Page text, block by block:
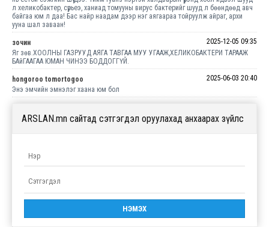
л хеликобактер, сүрьеэ, ханиад томууны вирус бактерийг шууд л бөөндөөд авч
байгаа юм л даа! Бас найр наадам дээр нэг аягаараа тойруулж айраг, архи
ууна шал заваан!
зочин
2025-12-05 09:35
Яг зөв.ХООЛНЫ ГАЗРУУД АЯГА ТАВГАА МУУ УГААЖ,ХЕЛИКОБАКТЕРИ ТАРААЖ
БАйГААГАА ЮМАН ЧИНЭЭ БОДДОГГҮЙ.
hongoroo tomortogoo
2025-06-03 20:40
Энэ эмчийн эмнэлэг хаана юм бол
ARSLAN.mn сайтад сэтгэгдэл оруулахад анхаарах зүйлс